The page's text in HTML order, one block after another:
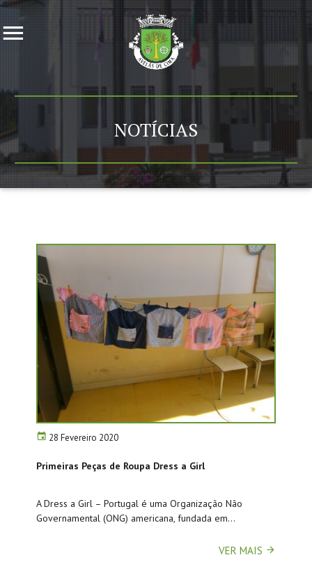
NOTÍCIAS
28 Fevereiro 2020
Primeiras Peças de Roupa Dress a Girl
A Dress a Girl – Portugal é uma Organização Não
Governamental (ONG) americana, fundada em...
VER MAIS